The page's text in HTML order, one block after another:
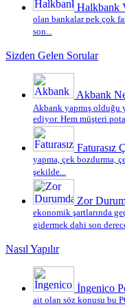
Halkbank
olan bankalar pek çok
son...
Sizden Gelen Sorular
Akbank
Akbank yapmış olduğu
ediyor. Hem müşteri
Faturasız
yapma, çek bozdurma,
şekilde...
Zor
ekonomik şartlarında
gidermek dahi son
Nasıl Yapılır
İngenico
ait olan söz konusu bu